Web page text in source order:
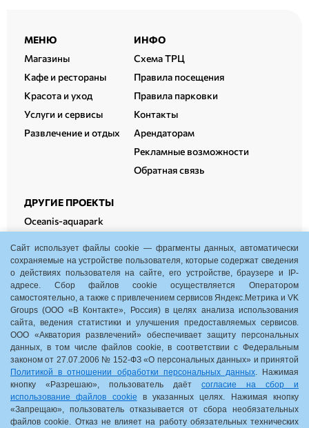
Расширенный
подвал
МЕНЮ
Магазины
Кафе и рестораны
Красота и уход
Услуги и сервисы
Развлечение и отдых
ИНФО
Схема ТРЦ
Правила посещения
Правила парковки
Контакты
Арендаторам
Рекламные возможности
Обратная связь
ДРУГИЕ ПРОЕКТЫ
Oceanis-aquapark
Oceanis-fitness
Oceanis-cowork
Нижний Новгород, пр. Гагарина, 35, корп. 1
10:00-22:00
Схема ТРЦ
Обратная связь
Сайт использует файлы cookie — фрагменты данных, автоматически
сохраняемые на устройстве пользователя, которые содержат сведения
о действиях пользователя на сайте, его устройстве, браузере и IP-
адресе. Сбор файлов cookie осуществляется Оператором
самостоятельно, а также с привлечением сервисов Яндекс.Метрика и VK
Groups (ООО «В Контакте», Россия) в целях анализа использования
сайта, ведения статистики и улучшения предоставляемых сервисов.
ООО «Акватория развлечений» обеспечивает защиту персональных
данных, в том числе файлов cookie, в соответствии с Федеральным
законом от 27.07.2006 № 152-ФЗ «О персональных данных» и принятой
Политикой в отношении обработки персональных данных. Нажимая
кнопку «Разрешаю», пользователь даёт согласие на сбор и
использование файлов cookie в указанных целях. Нажимая кнопку
«Запрещаю», пользователь отказывается от сбора необязательных
файлов cookie. Отказ не влияет на работу обязательных технических